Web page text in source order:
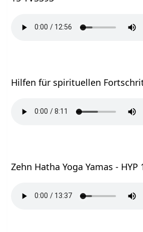
Hilfen für spirituellen
Zehn Hatha Yoga Yamas - HYP